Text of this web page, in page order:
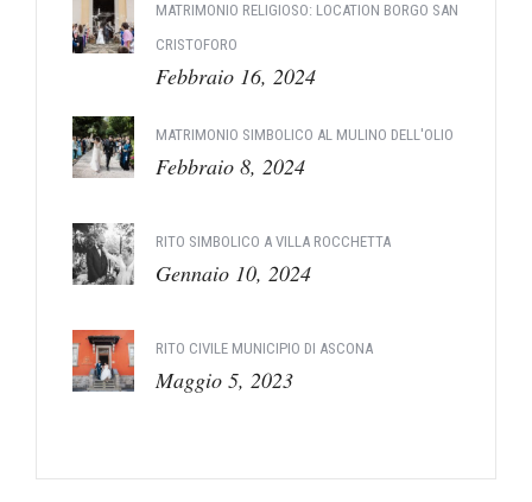
MATRIMONIO RELIGIOSO: LOCATION BORGO SAN
CRISTOFORO
Febbraio 16, 2024
MATRIMONIO SIMBOLICO AL MULINO DELL'OLIO
Febbraio 8, 2024
RITO SIMBOLICO A VILLA ROCCHETTA
Gennaio 10, 2024
RITO CIVILE MUNICIPIO DI ASCONA
Maggio 5, 2023